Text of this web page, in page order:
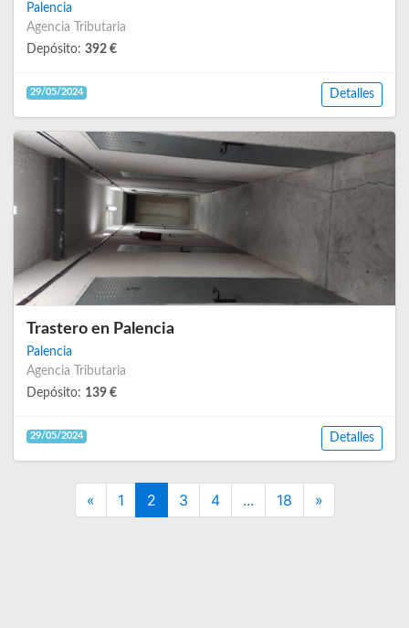
Palencia
Agencia Tributaria
Depósito: 392 €
29/05/2024 Detalles
Trastero en Palencia
Palencia
Agencia Tributaria
Depósito: 139 €
29/05/2024 Detalles
« Previous
1 2 3 4 ... 18 »Next